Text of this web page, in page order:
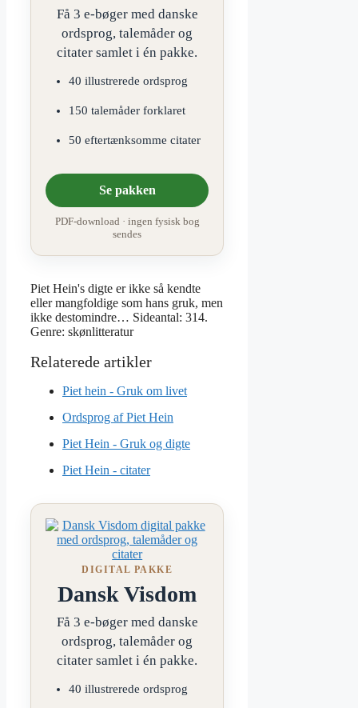
Få 3 e-bøger med danske
ordsprog, talemåder og
citater samlet i én pakke.
40 illustrerede ordsprog
150 talemåder forklaret
50 eftertænksomme citater
Se pakken
PDF-download · ingen fysisk bog
sendes
Piet Hein's digte er ikke så kendte
eller mangfoldige som hans gruk, men
ikke destomindre… Sideantal: 314.
Genre: skønlitteratur
Piet hein - Gruk om livet
Ordsprog af Piet Hein
Piet Hein - Gruk og digte
Piet Hein - citater
DIGITAL PAKKE
Dansk Visdom
Få 3 e-bøger med danske
ordsprog, talemåder og
citater samlet i én pakke.
40 illustrerede ordsprog